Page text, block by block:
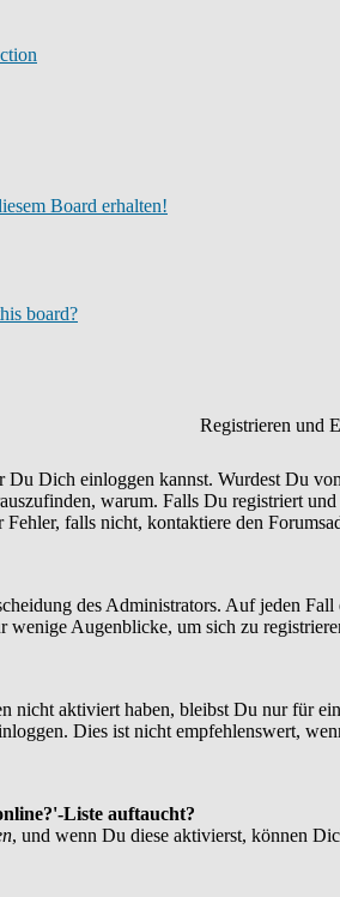
Board erhalten!
board?
Registrieren und
Dich einloggen kannst. Wurdest Du
warum. Falls Du registriert
falls nicht, kontaktiere den
des Administrators. Auf jeden
Augenblicke, um sich zu
nicht aktiviert haben, bleibst Du nur für
Dies ist nicht empfehlenswert,
Liste auftaucht?
, und wenn Du diese aktivierst, können